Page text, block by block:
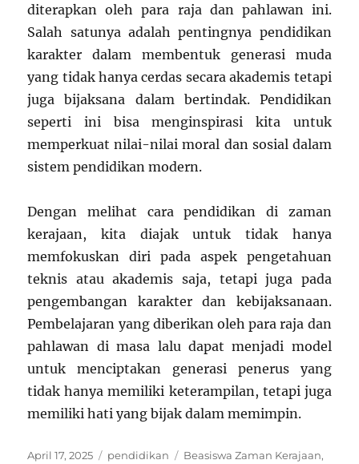
diterapkan oleh para raja dan pahlawan ini.
Salah satunya adalah pentingnya pendidikan
karakter dalam membentuk generasi muda
yang tidak hanya cerdas secara akademis tetapi
juga bijaksana dalam bertindak. Pendidikan
seperti ini bisa menginspirasi kita untuk
memperkuat nilai-nilai moral dan sosial dalam
sistem pendidikan modern.
Dengan melihat cara pendidikan di zaman
kerajaan, kita diajak untuk tidak hanya
memfokuskan diri pada aspek pengetahuan
teknis atau akademis saja, tetapi juga pada
pengembangan karakter dan kebijaksanaan.
Pembelajaran yang diberikan oleh para raja dan
pahlawan di masa lalu dapat menjadi model
untuk menciptakan generasi penerus yang
tidak hanya memiliki keterampilan, tetapi juga
memiliki hati yang bijak dalam memimpin.
Posted
April 17, 2025 Categories
pendidikan Tags
Beasiswa Zaman Kerajaan,